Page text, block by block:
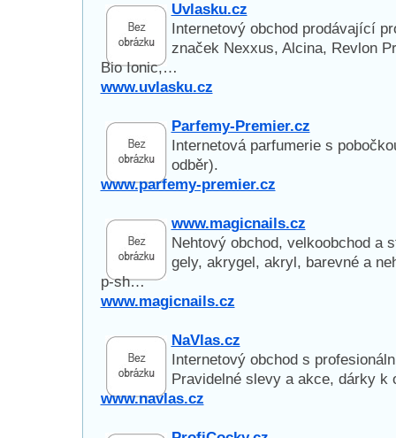
Uvlasku.cz
Internetový obchod prodávající
značek Nexxus, Alcina, Revlon
Bio Ionic,…
www.uvlasku.cz
Parfemy-Premier.cz
Internetová parfumerie s
odběr).
www.parfemy-premier.cz
www.magicnails.cz
Nehtový obchod, velkoobchod a
gely, akrygel, akryl, barevné a
p-sh…
www.magicnails.cz
NaVlas.cz
Internetový obchod s
Pravidelné slevy a akce, dárky k
www.navlas.cz